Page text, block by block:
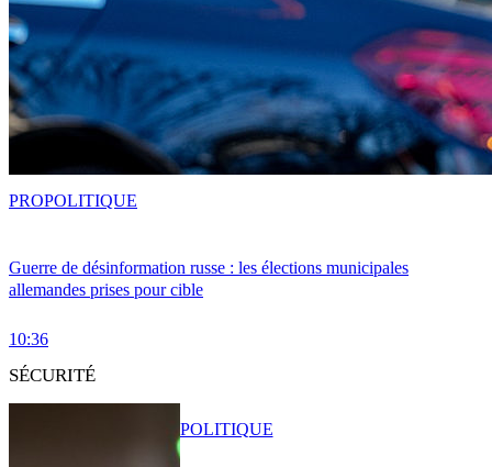
Guerre de désinformation russe : les élections municipales
allemandes prises pour cible
10:36
PROPOLITIQUE
SÉCURITÉ
POLITIQUE